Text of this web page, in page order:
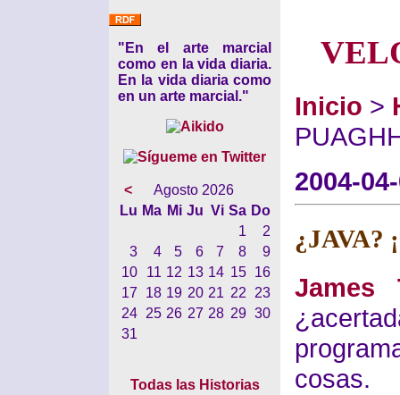
"En el arte marcial
como en la vida diaria.
En la vida diaria como
en un arte marcial."
<
Agosto 2026
Lu Ma Mi Ju Vi Sa Do
1
2
3
4 5 6 7 8
9
10
11 12 13 14 15
16
17
18 19 20 21 22
23
24
25 26 27 28 29 30
31
Todas las Historias
Inicio >
2004-
¿JAVA?
James
cosas.